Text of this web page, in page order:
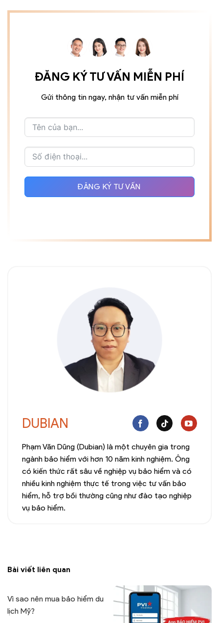
ĐĂNG KÝ TƯ VẤN MIỄN PHÍ
Gửi thông tin ngay, nhận tư vấn miễn phí
ĐĂNG KÝ TƯ VẤN
DUBIAN
Phạm Văn Dũng (Dubian) là một chuyên gia trong
ngành bảo hiểm với hơn 10 năm kinh nghiệm. Ông
có kiến thức rất sâu về nghiệp vụ bảo hiểm và có
nhiều kinh nghiệm thực tế trong việc tư vấn bảo
hiểm, hỗ trợ bồi thường cũng như đào tạo nghiệp
vụ bảo hiểm.
Bài viết liên quan
Vì sao nên mua bảo hiểm du
lịch Mỹ?